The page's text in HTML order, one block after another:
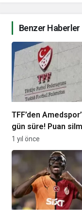
Benzer Haberler
TFF’den
gün süre! Puan
transfer yasağı…
1 yıl önce